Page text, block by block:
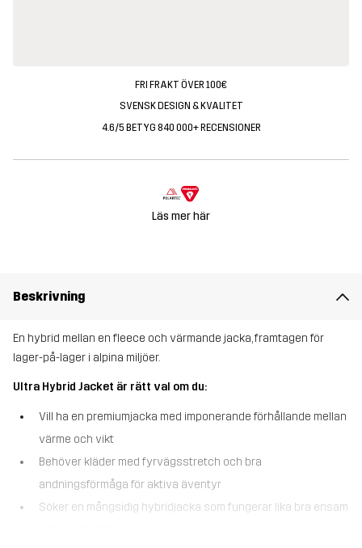
FRI FRAKT ÖVER 100€
SVENSK DESIGN & KVALITET
4.6/5 BETYG 840 000+ RECENSIONER
Läs mer här
Beskrivning
En hybrid mellan en fleece och värmande jacka, framtagen för
lager-på-lager i alpina miljöer.
Ultra Hybrid Jacket är rätt val om du:
Vill ha en premiumjacka med imponerande förhållande mellan
värme och vikt
Behöver kläder med fyrvägsstretch och bra
andningsförmåga för aktiva äventyr
Söker en mångsidig hybridjacka som fungerar lika bra ensam